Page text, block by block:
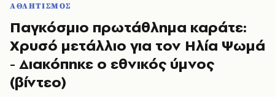
ΑΘΛΗΤΙΣΜΟΣ
Παγκόσμιο πρωτάθλημα καράτε:
Χρυσό μετάλλιο για τον Ηλία Ψωμά
- Διακόπηκε ο εθνικός ύμνος
(βίντεο)